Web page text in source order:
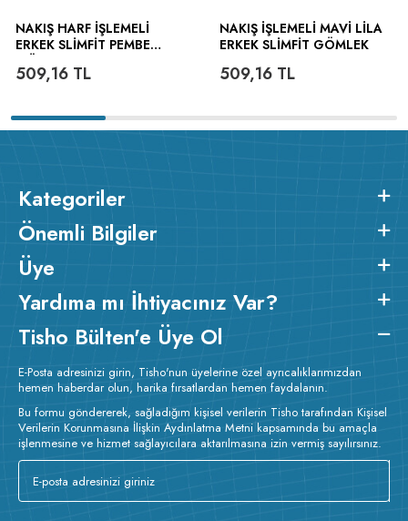
NAKIŞ HARF İŞLEMELI
ERKEK SLIMFIT PEMBE
509,16 TL
NAKIŞ İŞLEMELI MAVI LILA
ERKEK SLIMFIT GÖMLEK
509,16TL
Kategoriler
Önemli Bilgiler
Üye
Yardıma mı İhtiyacınız Var?
Tisho Bülten'e Üye Ol
E-Posta adresinizi girin, Tisho'nun üyelerine özel ayrıcalıklarımızdan
hemen haberdar olun, harika fırsatlardan hemen faydalanın.
Bu formu göndererek, sağladığım kişisel verilerin Tisho tarafından Kişisel
Verilerin Korunmasına İlişkin Aydınlatma Metni kapsamında bu amaçla
işlenmesine ve hizmet sağlayıcılara aktarılmasına izin vermiş sayılırsınız.